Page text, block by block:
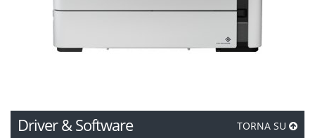
Driver & Software TORNA SU